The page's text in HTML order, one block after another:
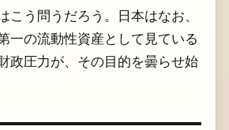
こう問うだろう。日本はなお、
一の流動性資産として見ている
政圧力が、その目的を曇らせ始